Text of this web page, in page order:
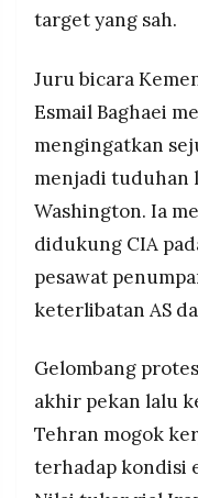
target yang sah.
Juru bicara
Esmail Baghaei
mengingatkan
menjadi tuduhan
Washington. Ia
didukung CIA
pesawat
keterlibatan AS
Gelombang
akhir pekan lalu
Tehran mogok
terhadap kondisi